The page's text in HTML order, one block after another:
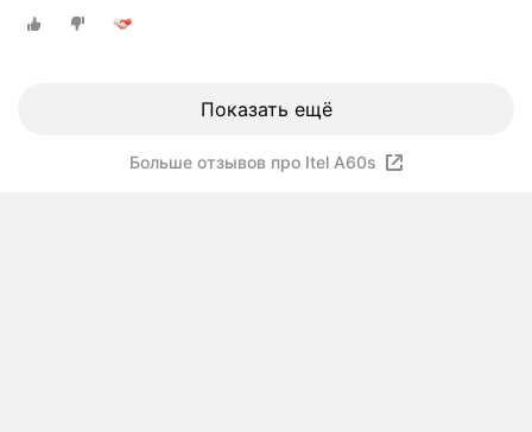
Показать ещё
Больше отзывов про Itel A60s